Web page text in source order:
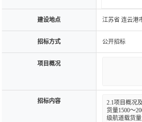
建设地点 江苏省 连云港
招标方式 公开招标
项目概况
招标内容
2.1项目概况
货量1500～
级航道载货